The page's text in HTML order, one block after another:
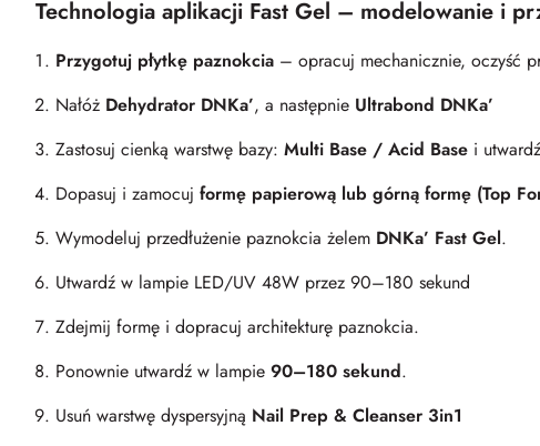
Technologia aplikacji Fast Gel – modelowanie i
Przygotuj płytkę paznokcia – opracuj mechanicznie, oczyść
Nałóż Dehydrator DNKa’, a następnie Ultrabond DNKa’
Zastosuj cienką warstwę bazy: Multi Base / Acid Base i
Dopasuj i zamocuj formę papierową lub górną formę (Top
Wymodeluj przedłużenie paznokcia żelem DNKa’ Fast Gel.
Utwardź w lampie LED/UV 48W przez 90–180 sekund
Zdejmij formę i dopracuj architekturę paznokcia.
Ponownie utwardź w lampie 90–180 sekund.
Usuń warstwę dyspersyjną Nail Prep & Cleanser 3in1